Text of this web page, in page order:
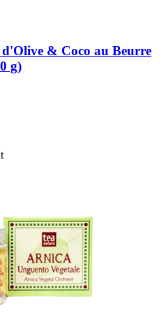
d'Olive & Coco au Beurre
g)